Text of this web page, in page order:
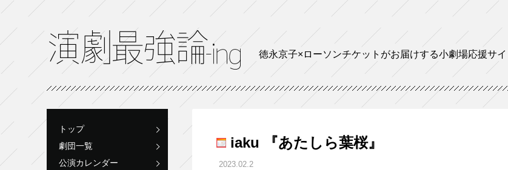
徳永京子×ローソンチケットがお届けする小劇場応援サイ
トップ
劇団一覧
公演カレンダー
iaku 『あたしら葉桜』
2023.02.2